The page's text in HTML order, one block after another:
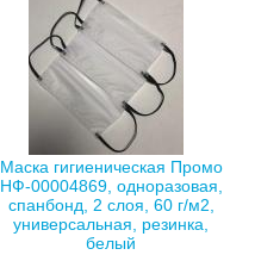
Маска гигиеническая Промо
НФ-00004869, одноразовая,
спанбонд, 2 слоя, 60 г/м2,
универсальная, резинка,
белый